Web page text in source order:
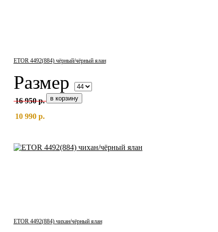
ETOR 4492(884) чёрный/чёрный ялан
Размер
16 950 р.
10 990 р.
ETOR 4492(884) чихан/чёрный ялан